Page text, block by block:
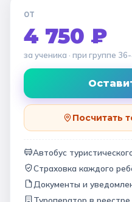
ОТ
4 750 ₽
за ученика · при группе
Посчитать
Автобус
Страховка каждого
Документы и
Туроператор в